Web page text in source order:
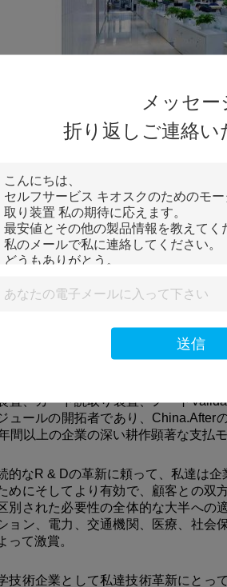
メッセー
折り返しご連絡い
送信
年に確立されて、創作者（中国）
置、カード読取り装置、ノート
ュールの開拓者であり、China.After
間以上の企業の深い耕作顕著な支払
的なR & Dの革新に頼って、私達は
めにそしてより有効で、顧客との双
別された必要性の全体的な大半への
ョン、電力、交通機関、医療、社会
って激賞。
技術企業として私達技術革新にとっ